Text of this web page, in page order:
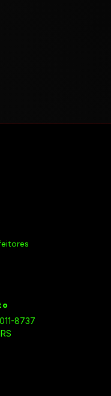
8737